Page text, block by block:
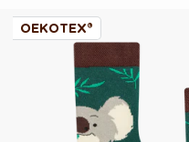
OEKOTEX®